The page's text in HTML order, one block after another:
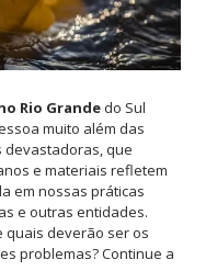
Rio Grandedo Sul
muito além das
devastadoras, que
e materiais refletem
em nossas práticas
e outras entidades.
quais deverão ser os
problemas? Continue a